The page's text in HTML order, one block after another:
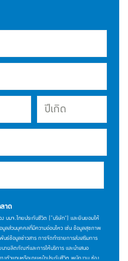
าด
บมจ.ไทยประกันชีวิต (“บริษัท”) และยินยอมให้
มูลส่วนบุคคลที่มีความอ่อนไหว เช่น ข้อมูลสุขภาพ
ธ์ข้อมูลข่าวสาร การจัดทำรายการส่งเสริมการ
าผลิตภัณฑ์และการให้บริการ และนำเสนอ
ตัวแทนหรือนายหน้าประกันชีวิต พนักงาน ช่อง